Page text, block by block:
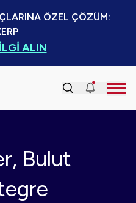
ÖZEL ÇÖZÜM:
ALIN
Bulut